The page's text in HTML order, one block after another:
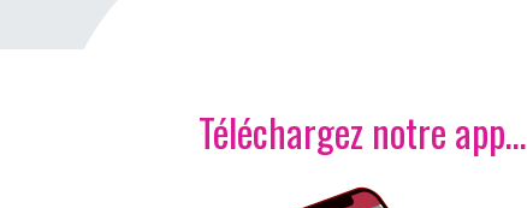
Téléchargez notre app…